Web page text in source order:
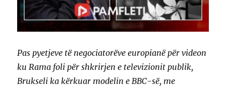
Pas pyetjeve të negociatorëve europianë për videon
ku Rama foli për shkrirjen e televizionit publik,
Brukseli ka kërkuar modelin e BBC-së, me